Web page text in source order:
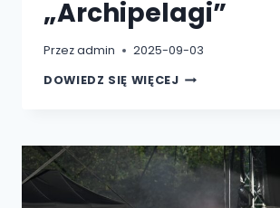
„Archipelagi”
Przezadmin
2025-09-03
DOWIEDZ SIĘ WIĘCEJCENTRUM
WIELU
KULTUR
„ARCHIPELAGI”